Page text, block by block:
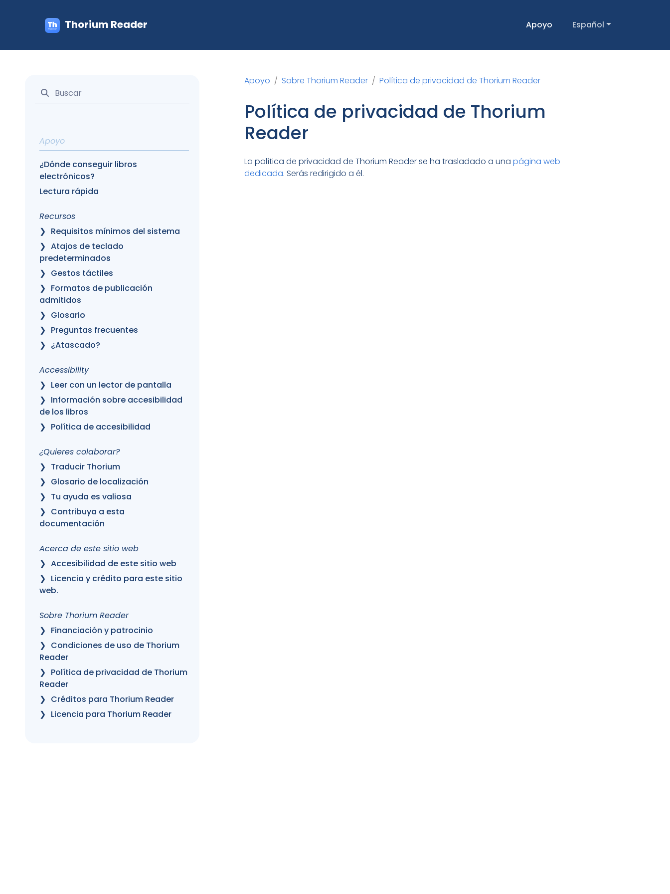
Thorium Reader Apoyo Español
Apoyo
¿Dónde conseguir libros
electrónicos?
Lectura rápida
Recursos
Requisitos mínimos del sistema
Atajos de teclado
predeterminados
Gestos táctiles
Formatos de publicación
admitidos
Glosario
Preguntas frecuentes
¿Atascado?
Accessibility
Leer con un lector de pantalla
Información sobre accesibilidad
de los libros
Política de accesibilidad
¿Quieres colaborar?
Traducir Thorium
Glosario de localización
Tu ayuda es valiosa
Contribuya a esta
documentación
Acerca de este sitio web
Accesibilidad de este sitio web
Licencia y crédito para este sitio
web.
Sobre Thorium Reader
Financiación y patrocinio
Condiciones de uso de Thorium
Reader
Política de privacidad de Thorium
Reader
Créditos para Thorium Reader
Licencia para Thorium Reader
Apoyo Sobre Thorium Reader Política de privacidad de Thorium Reader
Política de privacidad de Thorium
Reader
La política de privacidad de Thorium Reader se ha trasladado a una página web
dedicada. Serás redirigido a él.